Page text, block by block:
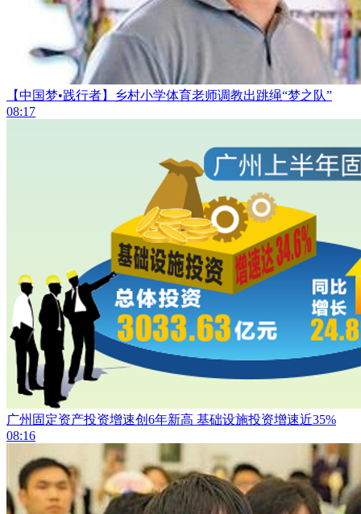
【中国梦•践行者】乡村小学体育老师调教出跳绳“梦之队”
08:17
广州固定资产投资增速创6年新高 基础设施投资增速近35%
08:16